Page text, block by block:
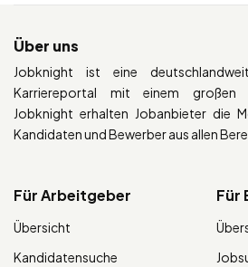
Über uns
Jobknight ist eine
Karriereportal mit einem großen
Jobknight erhalten Jobanbieter die
Kandidaten und Bewerber aus allen
Für Arbeitgeber
Übersicht
Kandidatensuche
Für